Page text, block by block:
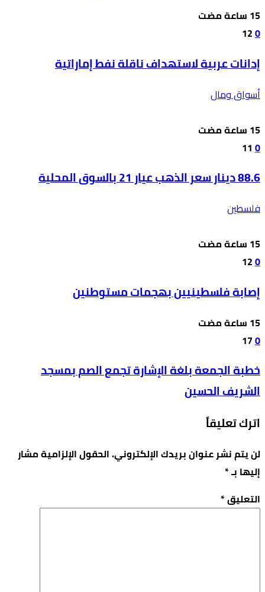
0
12
إدانات عربية لاستهداف ناقلة نفط إماراتية
أسواق ومال
0
11
88.6 دينار سعر الذهب عيار 21 بالسوق المحلية
فلسطين
0
12
إصابة فلسطينيين بهجمات مستوطنين
0
17
خطبة الجمعة بلغة الإشارة تجمع الصم بمسجد
الشريف الحسين
اترك تعليقاً
لن يتم نشر عنوان بريدك الإلكتروني.الحقول الإلزامية مشار
إليها بـ*
التعليق*